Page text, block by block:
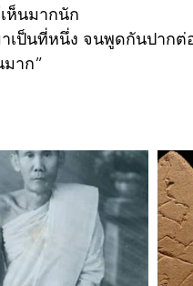
ห็นมากนัก
เป็นที่หนึ่ง จนพูดกันปากต่
าก”